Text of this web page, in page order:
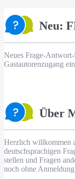
Neu:
Neues Frage-
Gastautorenzugang
Über
Herzlich willkommen
deutschsprachigen
stellen und Fragen
noch ohne